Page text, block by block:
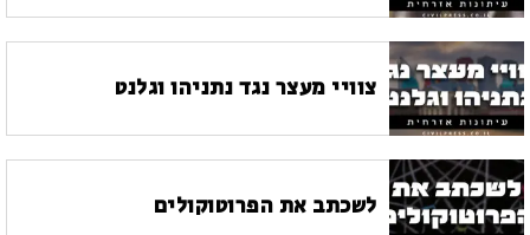
צוויי מעצר נגד נתניהו וגלנט
לשכתב את הפרוטוקולים